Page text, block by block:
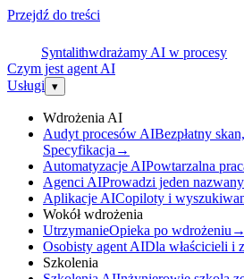
Przejdź do treści
Syntalithwdrażamy AI w procesy
Czym jest agent AI
Usługi ▾
Wdrożenia AI
Audyt procesów AIBezpłatny
Specyfikacja →
Automatyzacje AIPowtarzalna
Agenci AIProwadzi jeden
Aplikacje AICopiloty i
Wokół wdrożenia
UtrzymanieOpieka po wdrożeniu →
Osobisty agent AIDla właścicieli i
Szkolenia